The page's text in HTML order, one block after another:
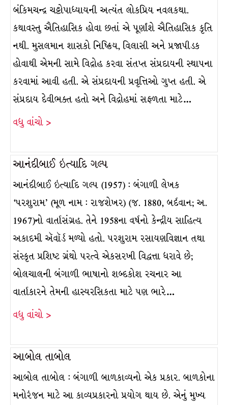
બંકિમચન્દ્ર ચટ્ટોપાધ્યાયની અત્યંત લોકપ્રિય નવલકથા.
કથાવસ્તુ ઐતિહાસિક હોવા છતાં એ પૂર્ણાંશે ઐતિહાસિક કૃતિ
નથી. મુસલમાન શાસકો નિષ્ક્રિય, વિલાસી અને પ્રજાપીડક
હોવાથી એમની સામે વિદ્રોહ કરવા સંતપ્ત સંપ્રદાયની સ્થાપના
કરવામાં આવી હતી. એ સંપ્રદાયની પ્રવૃત્તિઓ ગુપ્ત હતી. એ
સંપ્રદાય દેવીભક્ત હતો અને વિદ્રોહમાં સફળતા માટે…
વધુ વાંચો >
આનંદીબાઈ ઇત્યાદિ ગલ્પ
આનંદીબાઈ ઇત્યાદિ ગલ્પ (1957) : બંગાળી લેખક
‘પરશુરામ’ (મૂળ નામ : રાજશેખર) (જ. 1880, બર્દવાન; અ.
1967)નો વાર્તાસંગ્રહ. તેને 1958ના વર્ષનો કેન્દ્રીય સાહિત્ય
અકાદમી ઍવૉર્ડ મળ્યો હતો. પરશુરામ રસાયણવિજ્ઞાન તથા
સંસ્કૃત પ્રશિષ્ટ ગ્રંથો પરત્વે એકસરખી વિદ્વત્તા ધરાવે છે;
બોલચાલની બંગાળી ભાષાનો શબ્દકોશ રચનાર આ
વાર્તાકારને તેમની હાસ્યરસિકતા માટે પણ ભારે…
વધુ વાંચો >
આબોલ તાબોલ
આબોલ તાબોલ : બંગાળી બાળકાવ્યનો એક પ્રકાર. બાળકોના
મનોરંજન માટે આ કાવ્યપ્રકારનો પ્રયોગ થાય છે. એનું મુખ્ય